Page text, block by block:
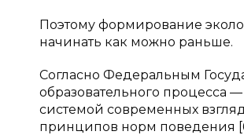
Поэтому формирование
начинать как можно раньше.
Согласно Федеральным
образовательного процесса
системой современных
принципов норм поведения